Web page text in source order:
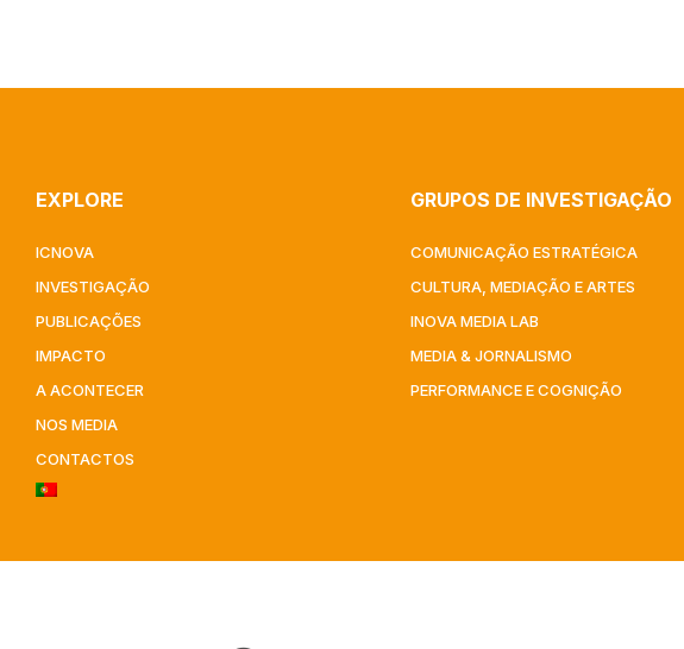
EXPLORE
ICNOVA
INVESTIGAÇÃO
PUBLICAÇÕES
IMPACTO
A ACONTECER
NOS MEDIA
CONTACTOS
GRUPOS DE INVESTIGAÇÃO
COMUNICAÇÃO ESTRATÉGICA
CULTURA, MEDIAÇÃO E ARTES​
INOVA MEDIA LAB
MEDIA & JORNALISMO
PERFORMANCE E COGNIÇÃO